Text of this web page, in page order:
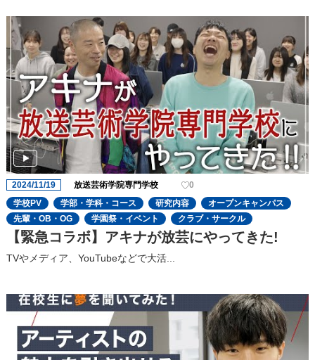
2024/11/19 放送芸術学院専門学校
0
学校PV
学部・学科・コース 研究内容
オープンキャンパス
先輩・OB・OG
学園祭・イベント クラブ・サークル
【緊急コラボ】アキナが放芸にやってきた!
TVやメディア、YouTubeなどで大活...